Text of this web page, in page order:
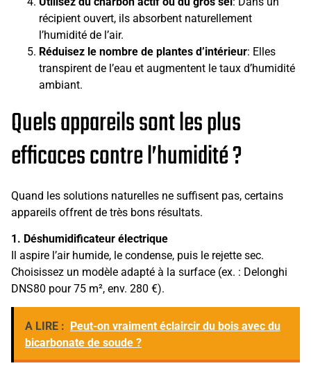
récipient ouvert, ils absorbent naturellement
l’humidité de l’air.
Réduisez le nombre de plantes d’intérieur: Elles
transpirent de l’eau et augmentent le taux d’humidité
ambiant.
Quels appareils sont les plus
efficaces contre l’humidité ?
Quand les solutions naturelles ne suffisent pas, certains
appareils offrent de très bons résultats.
1. Déshumidificateur électrique
Il aspire l’air humide, le condense, puis le rejette sec.
Choisissez un modèle adapté à la surface (ex. : Delonghi
DNS80 pour 75 m², env. 280 €).
A LIRE :
Peut-on vraiment éclaircir du bois avec du
bicarbonate de soude ?